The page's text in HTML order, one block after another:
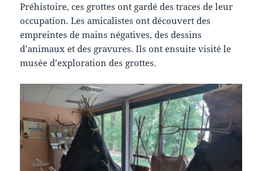
Préhistoire, ces grottes ont gardé des traces de leur
occupation. Les amicalistes ont découvert des
empreintes de mains négatives, des dessins
d’animaux et des gravures. Ils ont ensuite visité le
musée d’exploration des grottes.